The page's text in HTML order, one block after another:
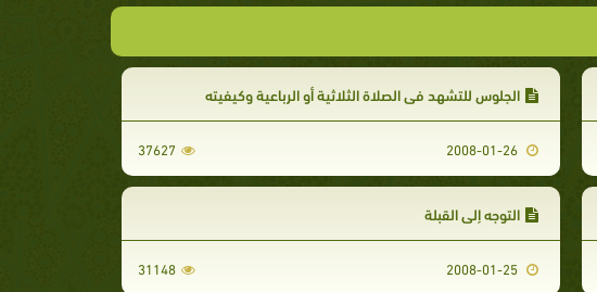
الجلوس للتشهد في الصلاة الثلاثية أو الرباعية وكيفيته
2008-01-26
37627
التوجه إلى القبلة
2008-01-25
31148